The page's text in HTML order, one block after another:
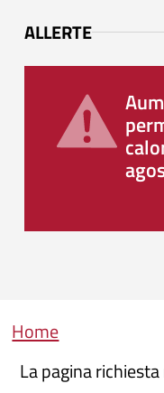
ALLERTE
Briciole di pane
Home
La pagina